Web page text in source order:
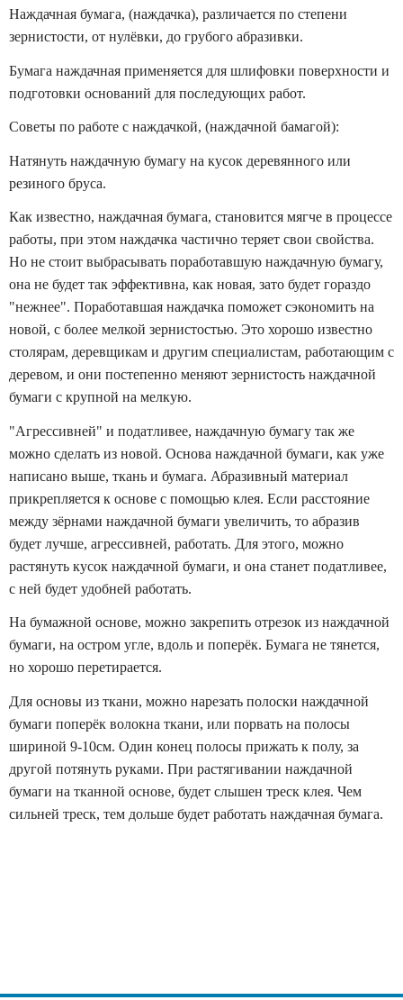
Наждачная бумага, (наждачка), различается по степени
зернистости, от нулёвки, до грубого абразивки.
Бумага наждачная применяется для шлифовки поверхности и
подготовки оснований для последующих работ.
Советы по работе с наждачкой, (наждачной бамагой):
Натянуть наждачную бумагу на кусок деревянного или
резиного бруса.
Как известно, наждачная бумага, становится мягче в процессе
работы, при этом наждачка частично теряет свои свойства.
Но не стоит выбрасывать поработавшую наждачную бумагу,
она не будет так эффективна, как новая, зато будет гораздо
"нежнее". Поработавшая наждачка поможет сэкономить на
новой, с более мелкой зернистостью. Это хорошо известно
столярам, деревщикам и другим специалистам, работающим с
деревом, и они постепенно меняют зернистость наждачной
бумаги с крупной на мелкую.
"Агрессивней" и податливее, наждачную бумагу так же
можно сделать из новой. Основа наждачной бумаги, как уже
написано выше, ткань и бумага. Абразивный материал
прикрепляется к основе с помощью клея. Если расстояние
между зёрнами наждачной бумаги увеличить, то абразив
будет лучше, агрессивней, работать. Для этого, можно
растянуть кусок наждачной бумаги, и она станет податливее,
с ней будет удобней работать.
На бумажной основе, можно закрепить отрезок из наждачной
бумаги, на остром угле, вдоль и поперёк. Бумага не тянется,
но хорошо перетирается.
Для основы из ткани, можно нарезать полоски наждачной
бумаги поперёк волокна ткани, или порвать на полосы
шириной 9-10см. Один конец полосы прижать к полу, за
другой потянуть руками. При растягивании наждачной
бумаги на тканной основе, будет слышен треск клея. Чем
сильней треск, тем дольше будет работать наждачная бумага.